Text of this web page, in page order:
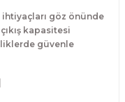
ihtiyaçları göz önünde
kapasitesi
güvenle